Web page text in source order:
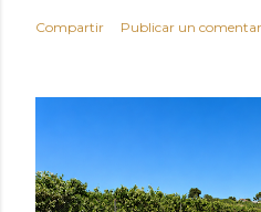
Compartir Publicar un